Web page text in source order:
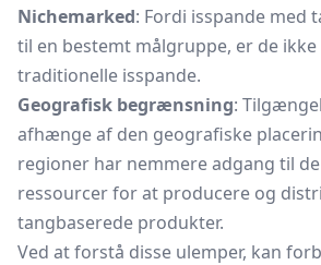
Nichemarked: Fordi isspande med
til en bestemt målgruppe, er de
traditionelle isspande.
Geografisk begrænsning:
afhænge af den geografiske
regioner har nemmere adgang til
ressourcer for at producere og
tangbaserede produkter.
Ved at forstå disse ulemper, kan